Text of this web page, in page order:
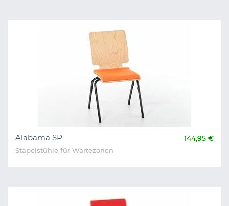
Alabama SP 144,95 €
Stapelstühle für Wartezonen